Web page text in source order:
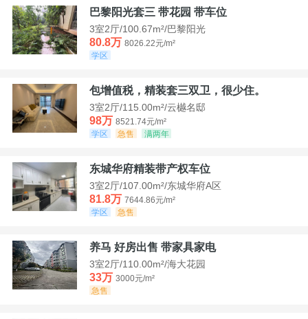
巴黎阳光套三 带花园 带车位
3室2厅/100.67m²/巴黎阳光
80.8万 8026.22元/m²
学区
包增值税，精装套三双卫，很少住。
3室2厅/115.00m²/云樾名邸
98万 8521.74元/m²
学区
急售 满两年
东城华府精装带产权车位
3室2厅/107.00m²/东城华府A区
81.8万 7644.86元/m²
学区
急售
养马 好房出售 带家具家电
3室2厅/110.00m²/海大花园
33万 3000元/m²
急售